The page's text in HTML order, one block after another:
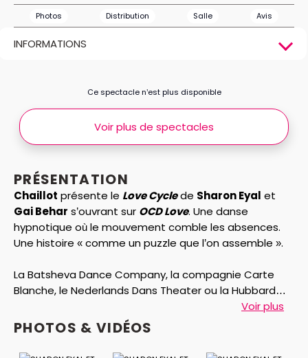
Photos Distribution Salle Avis
INFORMATIONS
PRÉSENTATION
Chaillot présente le Love Cyclede Sharon Eyal et
Gai Behar s’ouvrant sur OCD Love. Une danse
hypnotique où le mouvement comble les absences.
Une histoire « comme un puzzle que l’on assemble ».
La Batsheva Dance Company, la compagnie Carte
Blanche, le Nederlands Dans Theater ou la Hubbard
Street Dance… la liste des collaborations de Sharon
Eyal avec quelques-unes des plus belles troupes de
chorégraphe, avec son partenaire artistique de
Voir plus
Ce spectacle n’est plus disponible
Voir plus de spectacles
PHOTOS & VIDÉOS